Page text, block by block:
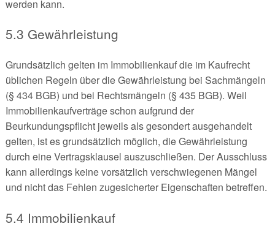
werden kann.
5.3 Gewährleistung
Grundsätzlich gelten im Immobilienkauf die im Kaufrecht
üblichen Regeln über die Gewährleistung bei Sachmängeln
(§ 434 BGB) und bei Rechtsmängeln (§ 435 BGB). Weil
Immobilienkaufverträge schon aufgrund der
Beurkundungspflicht jeweils als gesondert ausgehandelt
gelten, ist es grundsätzlich möglich, die Gewährleistung
durch eine Vertragsklausel auszuschließen. Der Ausschluss
kann allerdings keine vorsätzlich verschwiegenen Mängel
und nicht das Fehlen zugesicherter Eigenschaften betreffen.
5.4 Immobilienkauf